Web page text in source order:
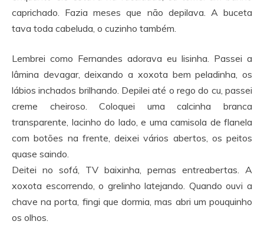
caprichado. Fazia meses que não depilava. A buceta
tava toda cabeluda, o cuzinho também.
Lembrei como Fernandes adorava eu lisinha. Passei a
lâmina devagar, deixando a xoxota bem peladinha, os
lábios inchados brilhando. Depilei até o rego do cu, passei
creme cheiroso. Coloquei uma calcinha branca
transparente, lacinho do lado, e uma camisola de flanela
com botões na frente, deixei vários abertos, os peitos
quase saindo.
Deitei no sofá, TV baixinha, pernas entreabertas. A
xoxota escorrendo, o grelinho latejando. Quando ouvi a
chave na porta, fingi que dormia, mas abri um pouquinho
os olhos.